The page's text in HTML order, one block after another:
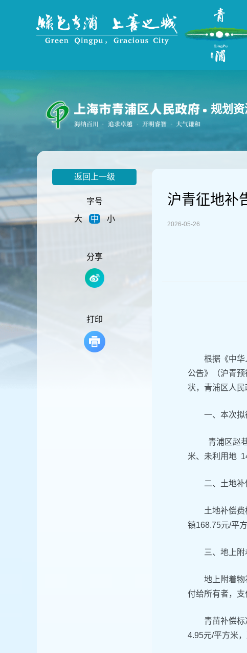
到
主
要
内
规划资
返回上一级
字号
大
中 小
分享
打印
沪青征地补
2026-05-26
根据《中
公告》（沪青
状，青浦区人民
一、本次拟
青浦区赵
米、未利用地
二、土地补
土地补偿
镇168.75元/平
三、地上
地上附着
付给所有者，
青苗补偿
4.95元/平方米